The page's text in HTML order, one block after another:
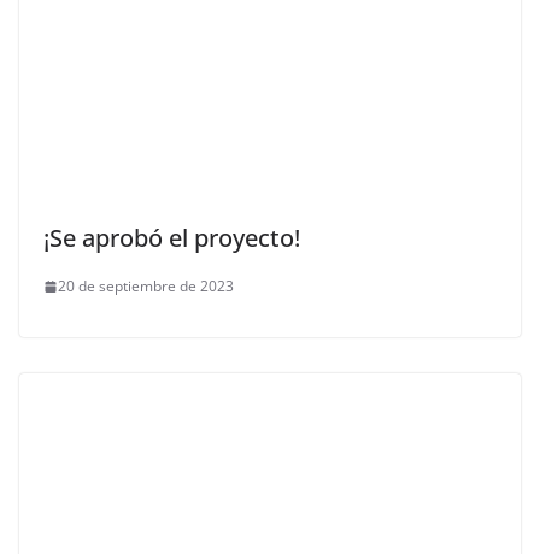
¡Se aprobó el proyecto!
20 de septiembre de 2023